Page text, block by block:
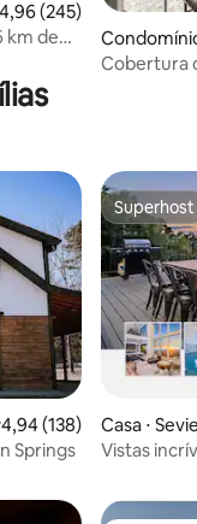
de uma avaliação
4,96 (245)
km de
Cobertura
de uma avaliação
4,94 (138)
Springs
Superhost
Superhost
Casa ⋅
Vistas